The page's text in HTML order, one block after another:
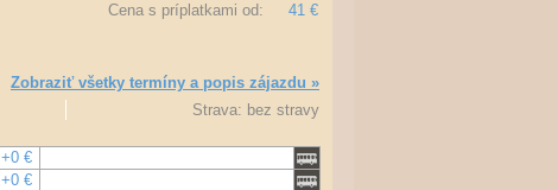
Cena s príplatkami od:
41 €
Zobraziť všetky termíny a popis zájazdu »
Strava: bez stravy
+0 €
+0 €